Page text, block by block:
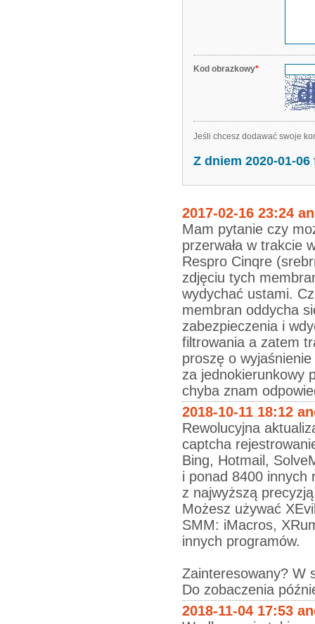
Kod obrazkowy*
Jeśli chcesz dodawać swoje
Z dniem 2020-01-
2017-02-16 23:24
Mam pytanie czy
przerwała w trakcie
Respro Cinqre
zdjęciu tych
wydychać ustami.
membran oddycha
zabezpieczenia i
filtrowania a zatem
proszę o
za jednokierunkowy
chyba znam
2018-10-11 18:12
Rewolucyjna
captcha
Bing, Hotmail,
i ponad 8400 innych
z najwyższą
Możesz używać
SMM: iMacros,
innych programów.
Zainteresowany? W
Do zobaczenia
2018-11-04 17:53